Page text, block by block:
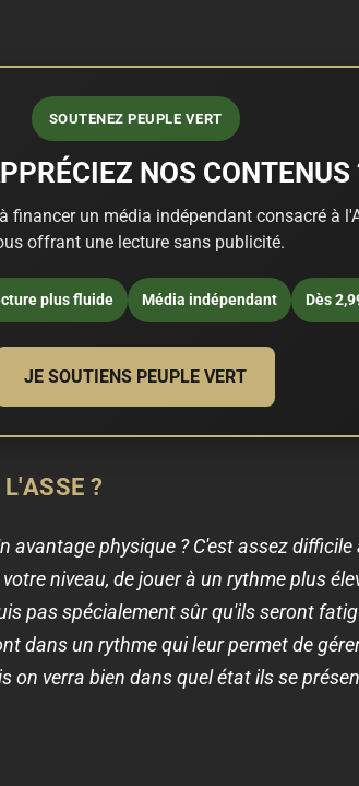
SOUTENEZ PEUPLE VERT
NOS CONTENUS
financer un média indépendant consacré à
offrant une lecture sans publicité.
plus fluide Média indépendant Dès
JE SOUTIENS PEUPLE VERT
?
avantage physique ? C'est assez
niveau, de jouer à un rythme plus
pas spécialement sûr qu'ils seront
dans un rythme qui leur permet de
on verra bien dans quel état ils se